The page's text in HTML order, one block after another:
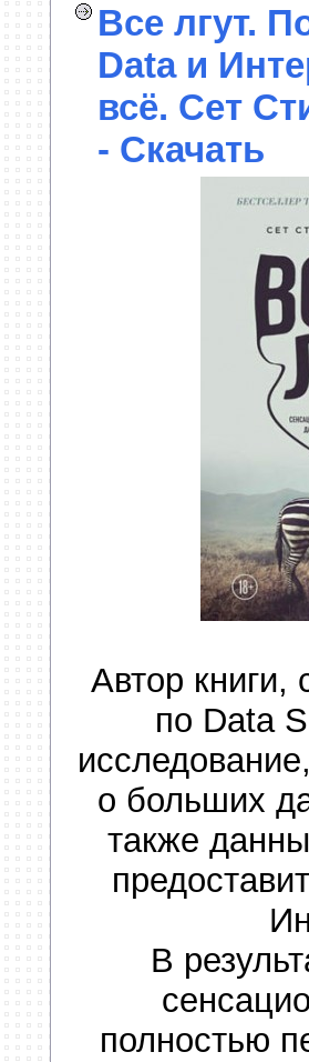
Все лгут.
Data и
всё. Cет
- Скачать
Автор книги,
по Data
о больших
также
В
полностью